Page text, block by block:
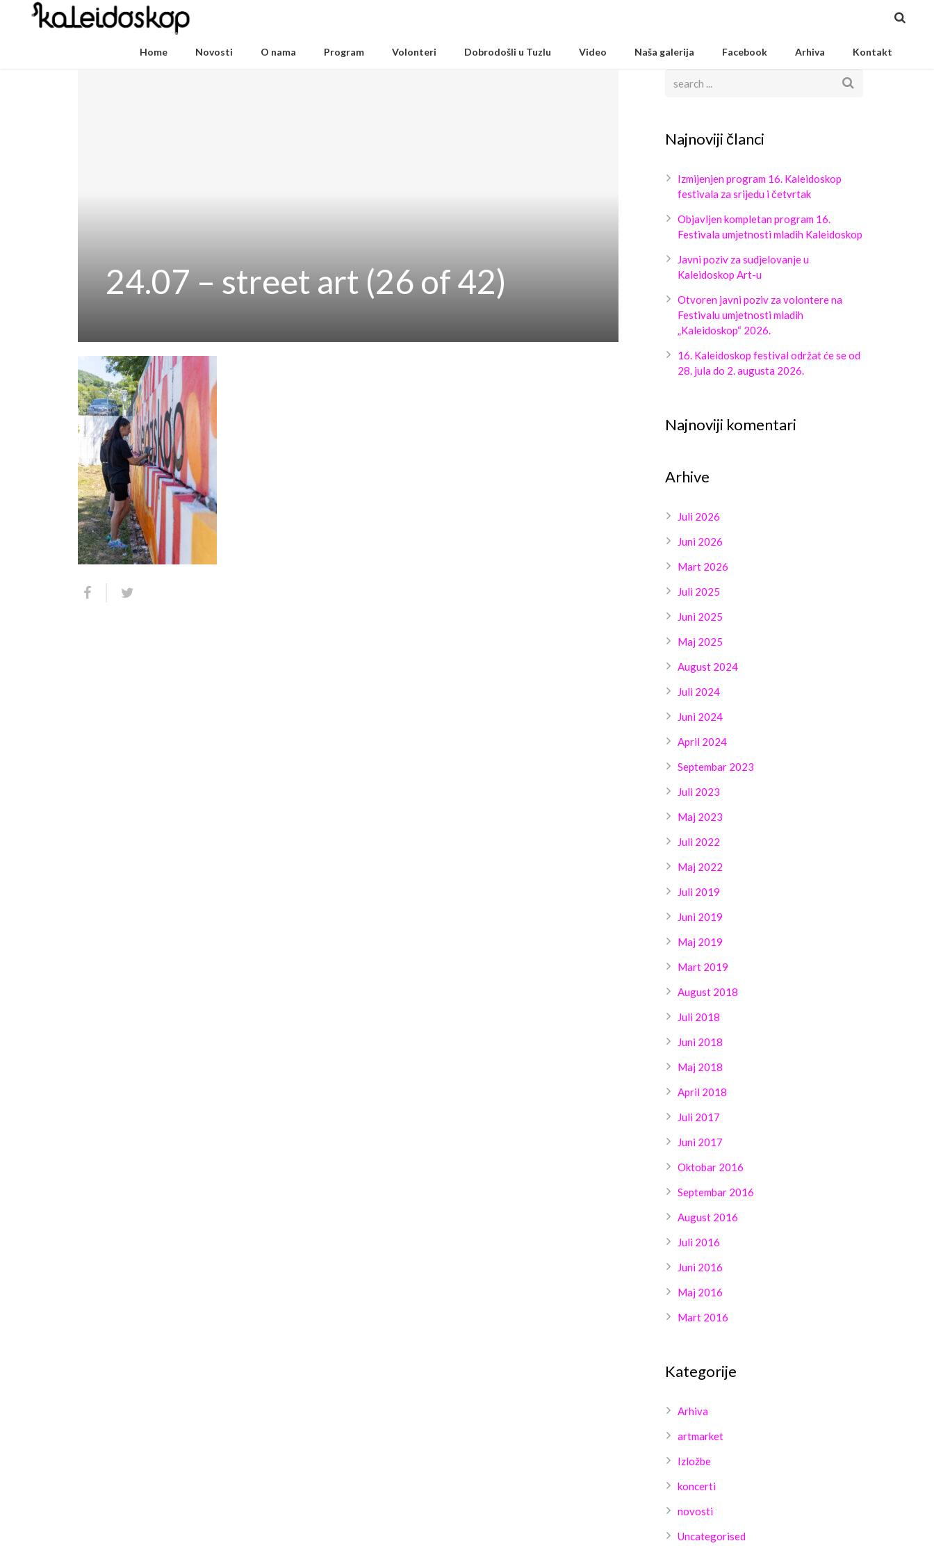
Home Novosti O nama Program Volonteri Dobrodošli u Tuzlu Video Naša galerija Facebook Arhiva Kontakt
24.07 – street art (26 of 42)
Najnoviji članci
Izmijenjen program 16. Kaleidoskop
festivala za srijedu i četvrtak
Objavljen kompletan program 16.
Festivala umjetnosti mladih Kaleidoskop
Javni poziv za sudjelovanje u
Kaleidoskop Art-u
Otvoren javni poziv za volontere na
Festivalu umjetnosti mladih
„Kaleidoskop“ 2026.
16. Kaleidoskop festival održat će se od
28. jula do 2. augusta 2026.
Najnoviji komentari
Arhive
Juli 2026
Juni 2026
Mart 2026
Juli 2025
Juni 2025
Maj 2025
August 2024
Juli 2024
Juni 2024
April 2024
Septembar 2023
Juli 2023
Maj 2023
Juli 2022
Maj 2022
Juli 2019
Juni 2019
Maj 2019
Mart 2019
August 2018
Juli 2018
Juni 2018
Maj 2018
April 2018
Juli 2017
Juni 2017
Oktobar 2016
Septembar 2016
August 2016
Juli 2016
Juni 2016
Maj 2016
Mart 2016
Kategorije
Arhiva
artmarket
Izložbe
koncerti
novosti
Uncategorised